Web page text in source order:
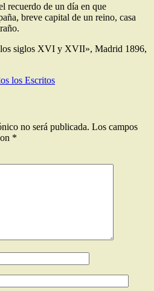
recuerdo de un día en que
breve capital de un reino, casa
los siglos XVI y XVII», Madrid 1896,
los Escritos
no será publicada. Los campos
*